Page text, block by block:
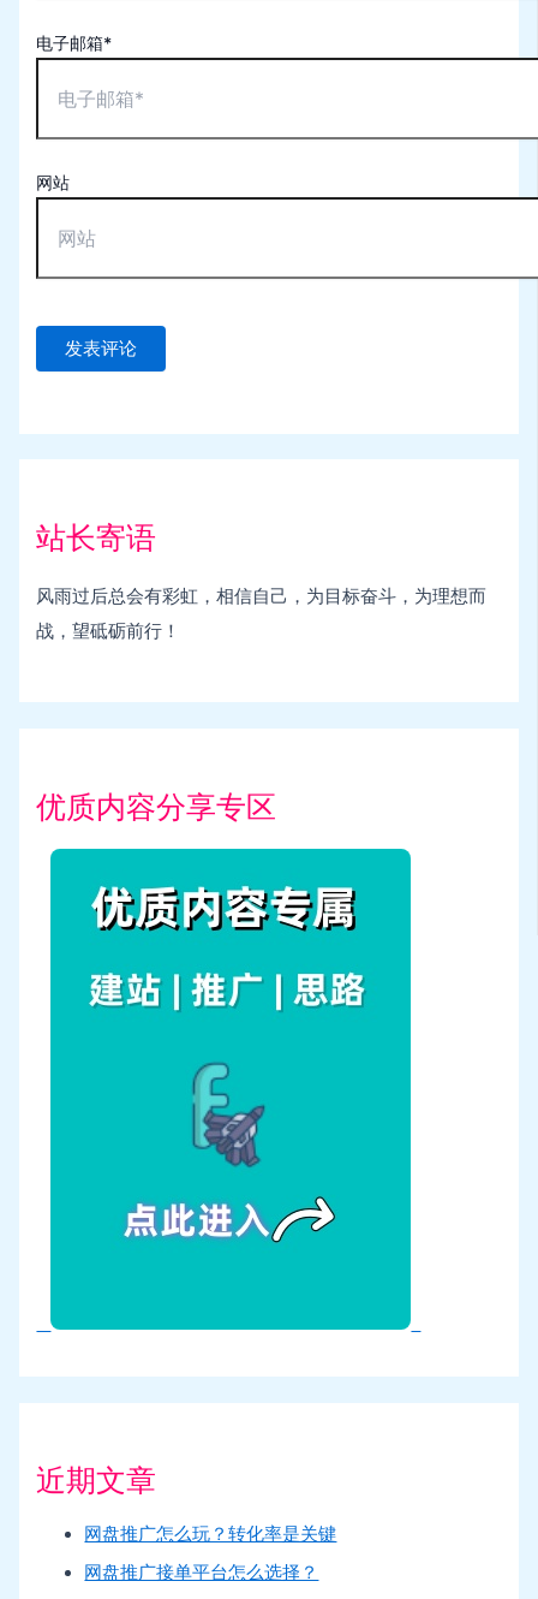
电子邮箱*
网站
站长寄语
风雨过后总会有彩虹，相信自己，为目标奋斗，为理想而
战，望砥砺前行！
优质内容分享专区
近期文章
网盘推广怎么玩？转化率是关键
网盘推广接单平台怎么选择？